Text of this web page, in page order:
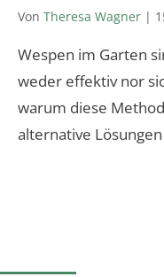
Von Theresa Wagner |
Wespen im Garten
weder effektiv nor
warum diese
alternative